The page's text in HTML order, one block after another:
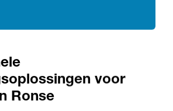
voor
Ronse